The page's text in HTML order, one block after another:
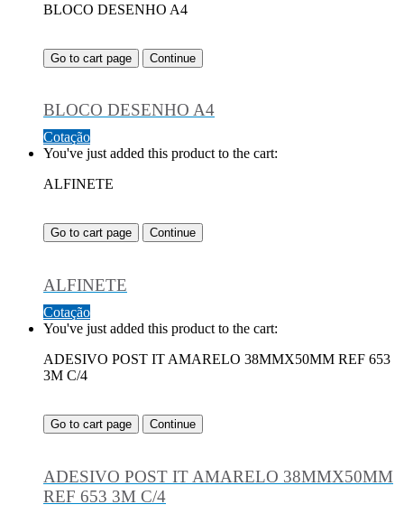
BLOCO DESENHO A4
Go to cart page Continue
BLOCO DESENHO A4
Cotação
You've just added this product to the cart:
ALFINETE
Go to cart page Continue
ALFINETE
Cotação
You've just added this product to the cart:
ADESIVO POST IT AMARELO 38MMX50MM REF 653
3M C/4
Go to cart page Continue
ADESIVO POST IT AMARELO 38MMX50MM
REF 653 3M C/4